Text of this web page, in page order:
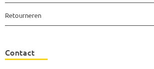
Retourneren
Contact